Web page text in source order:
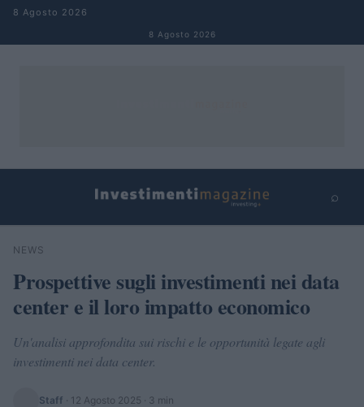
Salta al contenuto
8 Agosto 2026
8 Agosto 2026
⌕
Cerca
NEWS
Prospettive sugli investimenti nei data
center e il loro impatto economico
Un'analisi approfondita sui rischi e le opportunità legate agli
investimenti nei data center.
Staff · 12 Agosto 2025 · 3 min